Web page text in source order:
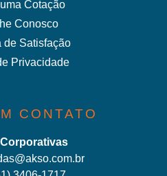
Cotação
Conosco
de Satisfação
Privacidade
CONTATO